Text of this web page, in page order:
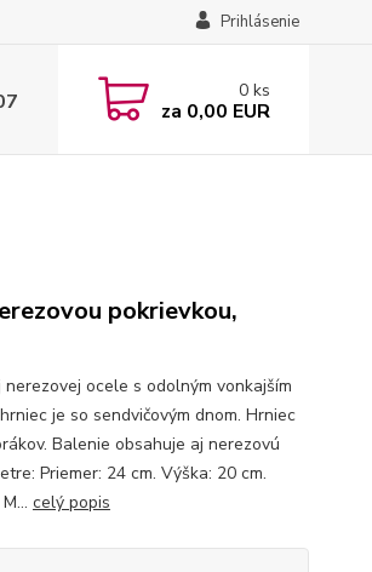
Prihlásenie
0 ks
za 0,00 EUR
pokrievkou,
ocele s odolným vonkajším
je so sendvičovým dnom. Hrniec
Balenie obsahuje aj nerezovú
Priemer: 24 cm. Výška: 20 cm.
celý popis